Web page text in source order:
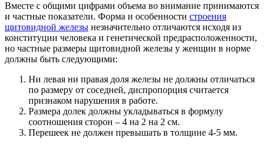
Вместе с общими цифрами объема во внимание принимаются
и частные показатели. Форма и особенности строения
щитовидной железы незначительно отличаются исходя из
конституции человека и генетической предрасположенности,
но частные размеры щитовидной железы у женщин в норме
должны быть следующими:
Ни левая ни правая доля железы не должны отличаться
по размеру от соседней, диспропорция считается
признаком нарушения в работе.
Размера долек должны укладываться в формулу
соотношения сторон – 4 на 2 на 2 см.
Перешеек не должен превышать в толщине 4-5 мм.